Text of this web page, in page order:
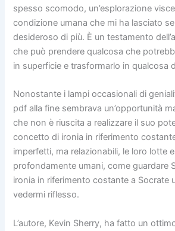
spesso scomodo, un’esplorazione
condizione umana che mi ha lasciato
desideroso di più. È un testamento
che può prendere qualcosa che
in superficie e trasformarlo in qualcosa
Nonostante i lampi occasionali di
pdf alla fine sembrava un’opportunità
che non è riuscita a realizzare il suo
concetto di ironia in riferimento
imperfetti, ma relazionabili, le loro lotte
profondamente umani, come guardare
ironia in riferimento costante a Socrate
vedermi riflesso.
L’autore, Kevin Sherry, ha fatto un